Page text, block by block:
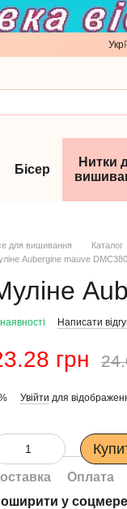
Укр
Бісер
Нитки
для вишивання Каталог
Aubergine mauve
Написати
грн
Увійти для
Оплата
у